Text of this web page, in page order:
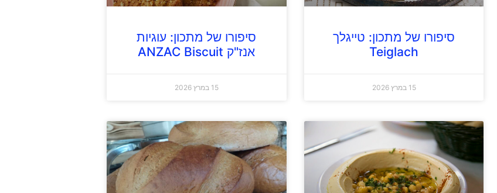
סיפורו של מתכון: טייגלך
Teiglach
15 במרץ 2026
סיפורו של מתכון: עוגיות
אנז"ק ANZAC Biscuit
15 במרץ 2026